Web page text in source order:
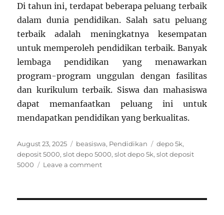
Di tahun ini, terdapat beberapa peluang terbaik
dalam dunia pendidikan. Salah satu peluang
terbaik adalah meningkatnya kesempatan
untuk memperoleh pendidikan terbaik. Banyak
lembaga pendidikan yang menawarkan
program-program unggulan dengan fasilitas
dan kurikulum terbaik. Siswa dan mahasiswa
dapat memanfaatkan peluang ini untuk
mendapatkan pendidikan yang berkualitas.
Posted
on
August 23, 2025 Categories
beasiswa, Pendidikan Tags
depo 5k,
deposit 5000,slot depo 5000,slot depo 5k,slot deposit
5000
Leave a commenton